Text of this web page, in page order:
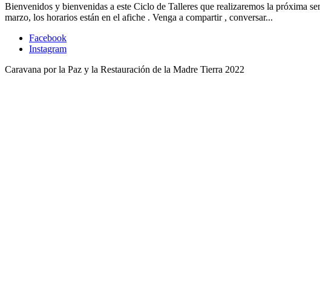
Bienvenidos y bienvenidas a este Ciclo de Talleres que realizaremos la próxima
marzo, los horarios están en el afiche . Venga a compartir , conversar...
Facebook
Instagram
Caravana por la Paz y la Restauración de la Madre Tierra 2022